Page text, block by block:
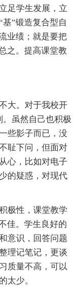
足学生发展，立
”锻造复合型自
业绩；就是要把
之。提高课堂教
大。对于我校开
。虽然自己也积极
些影子而已，没
耻下问，但面对
心，比如对电子
的疑惑，对现代
极性，课堂教学
佳。学生良好的
意识，回答问题
理记笔记，更谈
质量不高，可以
太少。